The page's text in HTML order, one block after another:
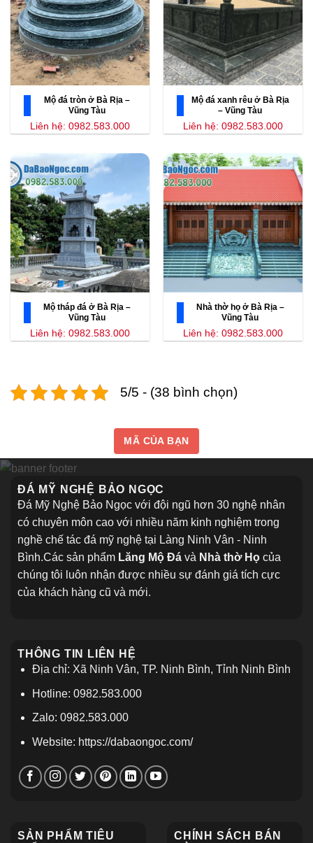
Mộ đá tròn ở Bà Rịa –
Vũng Tàu
Liên hệ: 0982.583.000
Mộ đá xanh rêu ở Bà Rịa
– Vũng Tàu
Liên hệ: 0982.583.000
Mộ tháp đá ở Bà Rịa –
Vũng Tàu
Liên hệ: 0982.583.000
Nhà thờ họ ở Bà Rịa –
Vũng Tàu
Liên hệ: 0982.583.000
5/5 - (38 bình chọn)
MÃ CỦA BẠN
ĐÁ MỸ NGHỆ BẢO NGỌC
Đá Mỹ Nghệ Bảo Ngọc với đội ngũ hơn 30 nghệ nhân
có chuyên môn cao với nhiều năm kinh nghiệm trong
nghề chế tác đá mỹ nghệ tại Làng Ninh Vân - Ninh
Bình.Các sản phẩm Lăng Mộ Đá và Nhà thờ Họ của
chúng tôi luôn nhận được nhiều sự đánh giá tích cực
của khách hàng cũ và mới.
THÔNG TIN LIÊN HỆ
Địa chỉ: Xã Ninh Vân, TP. Ninh Bình, Tỉnh Ninh Bình
Hotline: 0982.583.000
Zalo: 0982.583.000
Website: https://dabaongoc.com/
SẢN PHẨM TIÊU
CHÍNH SÁCH BÁN